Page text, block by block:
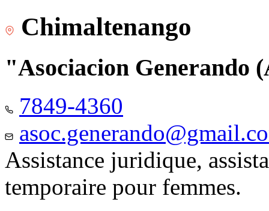
Chimaltenango
"Asociacion Generando
7849-4360
Assistance juridique,
temporaire pour femmes.